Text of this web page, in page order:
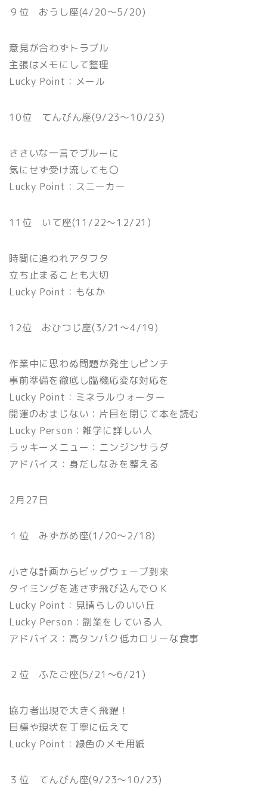
９位 おうし座(4/20〜5/20)
意見が合わずトラブル
主張はメモにして整理
Lucky Point：メール
10位 てんびん座(9/23〜10/23)
ささいな一言でブルーに
気にせず受け流しても〇
Lucky Point：スニーカー
11位 いて座(11/22〜12/21)
時間に追われアタフタ
立ち止まることも大切
Lucky Point：もなか
12位 おひつじ座(3/21〜4/19)
作業中に思わぬ問題が発生しピンチ
事前準備を徹底し臨機応変な対応を
Lucky Point：ミネラルウォーター
開運のおまじない：片目を閉じて本を読む
Lucky Person：雑学に詳しい人
ラッキーメニュー：ニンジンサラダ
アドバイス：身だしなみを整える
2月27日
１位 みずがめ座(1/20〜2/18)
小さな計画からビッグウェーブ到来
タイミングを逃さず飛び込んでＯＫ
Lucky Point：見晴らしのいい丘
Lucky Person：副業をしている人
アドバイス：高タンパク低カロリーな食事
２位 ふたご座(5/21〜6/21)
協力者出現で大きく飛躍！
目標や現状を丁寧に伝えて
Lucky Point：緑色のメモ用紙
３位 てんびん座(9/23〜10/23)